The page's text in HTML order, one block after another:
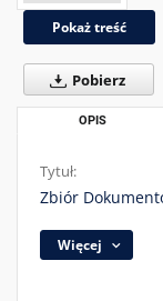
Pokaż treść
Pobierz
OPIS
Tytuł:
Zbiór
Więcej